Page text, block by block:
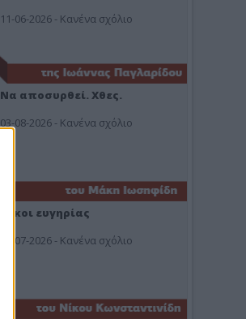
11-06-2026 - Κανένα σχόλιο
Να αποσυρθεί. Χθες.
03-08-2026 - Κανένα σχόλιο
Οίκοι ευγηρίας
24-07-2026 - Κανένα σχόλιο